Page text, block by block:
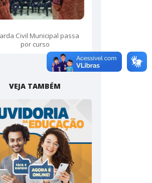
Civil Municipal passa
por curso
VEJA TAMBÉM